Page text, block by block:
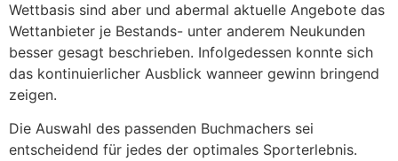
Wettbasis sind aber und abermal aktuelle Angebote das
Wettanbieter je Bestands- unter anderem Neukunden
besser gesagt beschrieben. Infolgedessen konnte sich
das kontinuierlicher Ausblick wanneer gewinn bringend
zeigen.
Die Auswahl des passenden Buchmachers sei
entscheidend für jedes der optimales Sporterlebnis.